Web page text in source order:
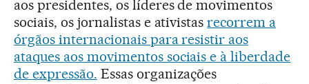
aos presidentes, os líderes de movimentos
sociais, os jornalistas e ativistasrecorrem a
órgãos internacionais para resistir aos
ataques aos movimentos sociais e à liberdade
de expressão. Essas organizações